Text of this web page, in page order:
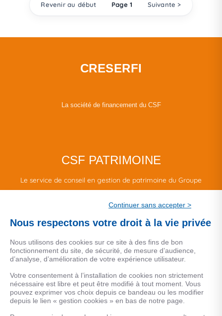
Revenir au début Page 1 Suivante >
CRESERFI
La société de financement du CSF
CSF PATRIMOINE
Le service de conseil en gestion de patrimoine du Groupe
MENTIONS LEGALES
Données personnelles
Continuer sans accepter >
Nous respectons votre droit à la vie privée
Nous utilisons des cookies sur ce site à des fins de bon
fonctionnement du site, de sécurité, de mesure d’audience,
d’analyse, d’amélioration de votre expérience utilisateur.
Votre consentement à l’installation de cookies non strictement
nécessaire est libre et peut être modifié à tout moment. Vous
pouvez exprimer vos choix depuis ce bandeau ou les modifier
depuis le lien « gestion cookies » en bas de notre page.